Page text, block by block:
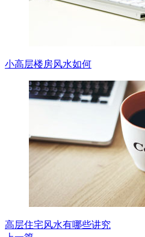
小高层楼房风水如何
高层住宅风水有哪些讲究